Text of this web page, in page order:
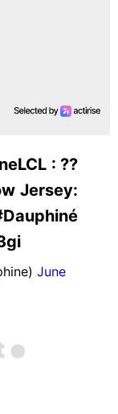
: ??
Jersey:
June